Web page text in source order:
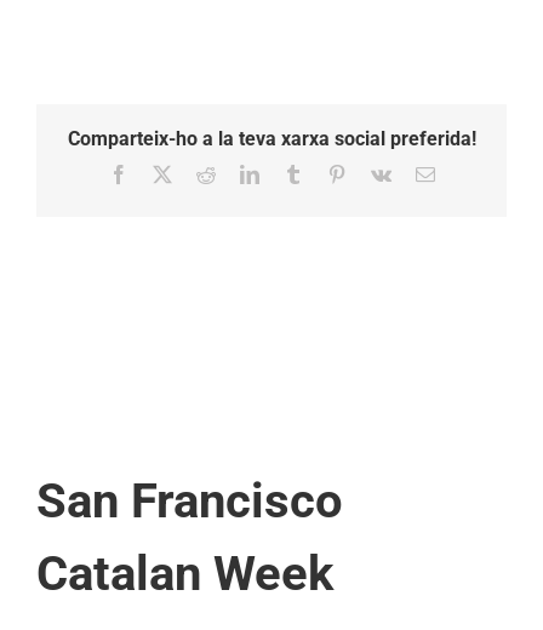
Comparteix-ho a la teva xarxa social preferida!
Facebook RedditLinkedInTumblr Pinterest
Vk Email:
San Francisco
Catalan Week